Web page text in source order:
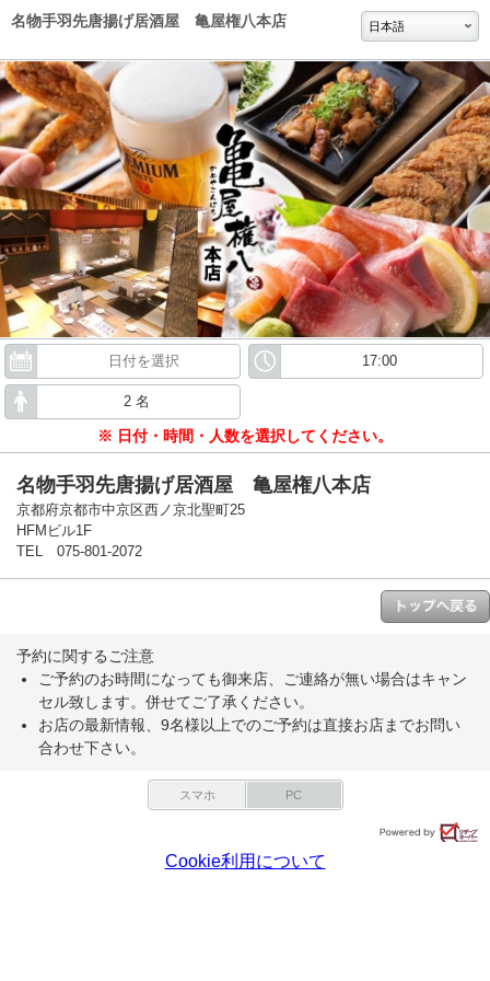
名物手羽先唐揚げ居酒屋 亀屋権八本店 日本語
※ 日付・時間・人数を選択してください。
名物手羽先唐揚げ居酒屋 亀屋権八本店
京都府京都市中京区西ノ京北聖町25
HFMビル1F
TEL 075-801-2072
予約に関するご注意
ご予約のお時間になっても御来店、ご連絡が無い場合はキャン
セル致します。併せてご了承ください。
お店の最新情報、9名様以上でのご予約は直接お店までお問い
合わせ下さい。
スマホ PC
Cookie利用について